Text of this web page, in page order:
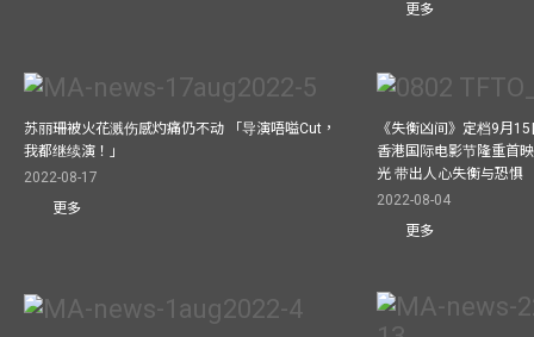
更多
苏丽珊被火花溅伤感灼痛仍不动 「导演唔嗌Cut，
我都继续演！」
2022-08-17
更多
《失衡凶间》定档9月
香港国际电影节隆重首
光 带出人心失衡与恐惧
2022-08-04
更多